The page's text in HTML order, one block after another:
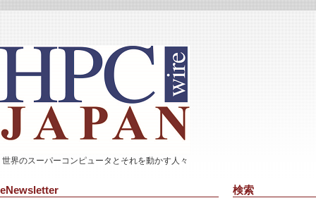
世界のスーパーコンピュータとそれを動かす人々
eNewsletter 検索